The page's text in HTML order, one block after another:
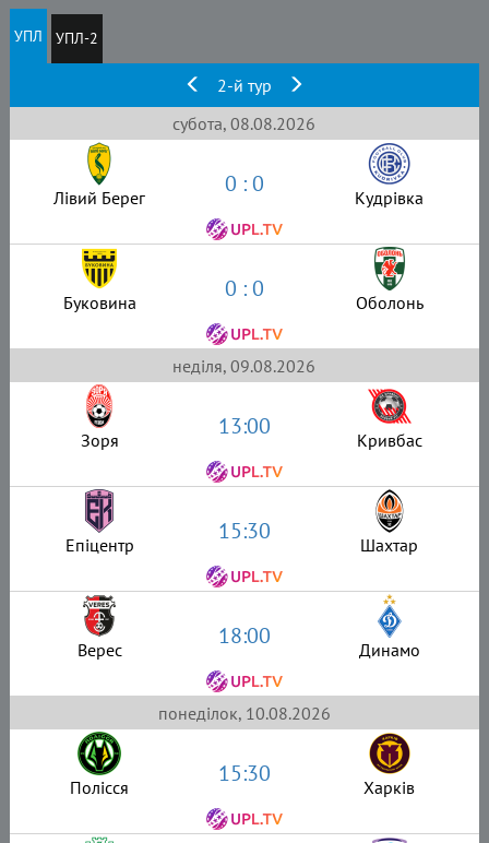
УПЛ УПЛ-2
2-й тур
субота, 08.08.2026
Лівий Берег 0 : 0 Кудрівка
Буковина 0 : 0 Оболонь
неділя, 09.08.2026
Зоря 13:00 Кривбас
Епіцентр 15:30 Шахтар
Верес 18:00 Динамо
понеділок, 10.08.2026
Полісся 15:30 Харків